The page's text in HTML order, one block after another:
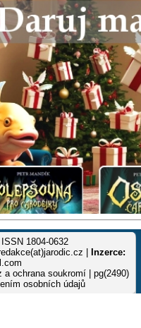
1804-0632
|
Inzerce:
a ochrana soukromí | pg(2490)
osobních údajů